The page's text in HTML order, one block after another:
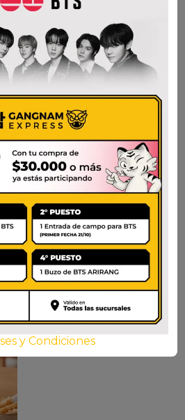
HONEY TWIST
$3.000
AÑADIR AL CARRITO
y Condiciones